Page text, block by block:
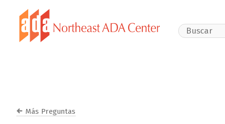
Search Website
Más Preguntas